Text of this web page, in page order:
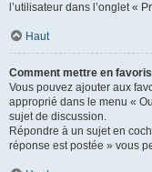
l’utilisateur dans l’onglet «
Haut
Comment mettre en
Vous pouvez ajouter aux
approprié dans le menu «
sujet de discussion.
Répondre à un sujet en
réponse est postée » vous